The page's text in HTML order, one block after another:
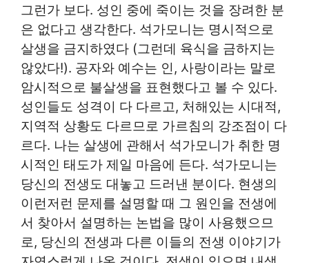
그런가 보다. 성인 중에 죽이는 것을 장려한 분
은 없다고 생각한다. 석가모니는 명시적으로
살생을 금지하였다 (그런데 육식을 금하지는
않았다!). 공자와 예수는 인, 사랑이라는 말로
암시적으로 불살생을 표현했다고 볼 수 있다.
성인들도 성격이 다 다르고, 처해있는 시대적,
지역적 상황도 다르므로 가르침의 강조점이 다
르다. 나는 살생에 관해서 석가모니가 취한 명
시적인 태도가 제일 마음에 든다. 석가모니는
당신의 전생도 대놓고 드러낸 분이다. 현생의
이런저런 문제를 설명할 때 그 원인을 전생에
서 찾아서 설명하는 논법을 많이 사용했으므
로, 당신의 전생과 다른 이들의 전생 이야기가